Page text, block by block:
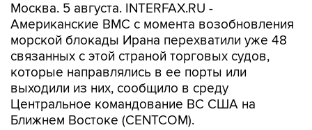
Москва. 5 августа. INTERFAX.RU -
Американские ВМС с момента возобновления
морской блокады Ирана перехватили уже 48
связанных с этой страной торговых судов,
которые направлялись в ее порты или
выходили из них, сообщило в среду
Центральное командование ВС США на
Ближнем Востоке (CENTCOM).